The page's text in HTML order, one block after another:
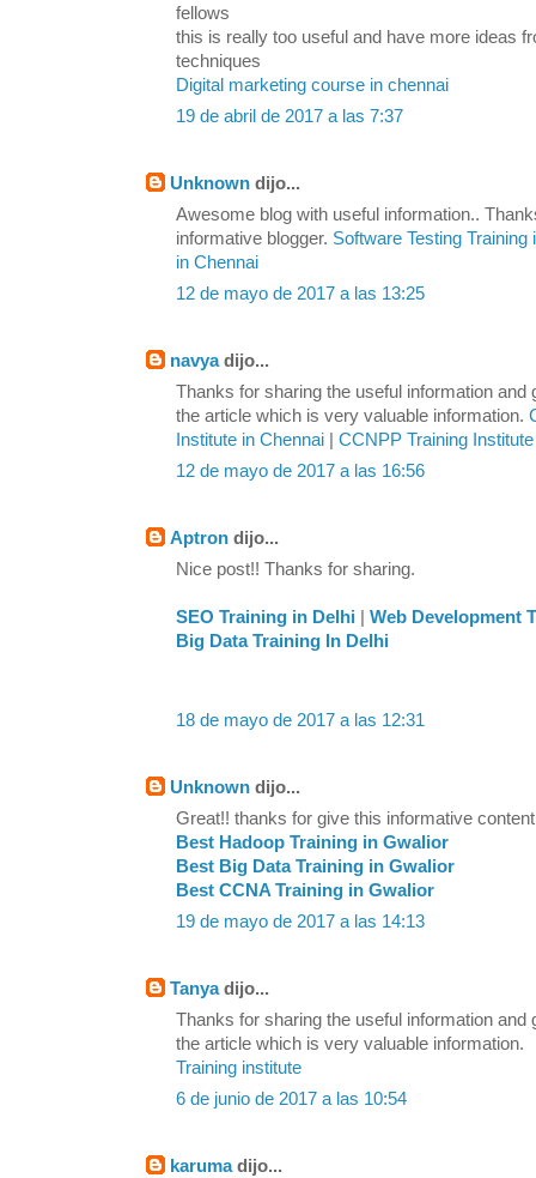
fellows
this is really too useful and have more ideas
techniques
Digital marketing course in chennai
19 de abril de 2017 a las 7:37
Unknown dijo...
Awesome blog with useful information..
informative blogger. Software Testing Training
in Chennai
12 de mayo de 2017 a las 13:25
navyadijo...
Thanks for sharing the useful information and
the article which is very valuable information.
Institute in Chennai
CCNPP Training
12 de mayo de 2017 a las 16:56
Aptron dijo...
Nice post!! Thanks for sharing.
SEO Training in Delhi
Web Development
Big Data Training In Delhi
18 de mayo de 2017 a las 12:31
Unknown dijo...
Great!! thanks for give this informative
Best Hadoop Training in Gwalior
Best Big Data Training in Gwalior
Best CCNA Training in Gwalior
19 de mayo de 2017 a las 14:13
Tanyadijo...
Thanks for sharing the useful information and
the article which is very valuable information.
Training institute
6 de junio de 2017 a las 10:54
karumadijo...